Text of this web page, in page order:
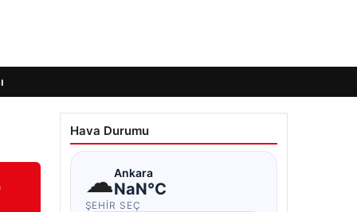
Hava Durumu
☁Ankara
NaN°C
ŞEHIR SEÇ